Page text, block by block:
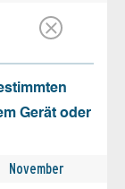
Gerät oder
November